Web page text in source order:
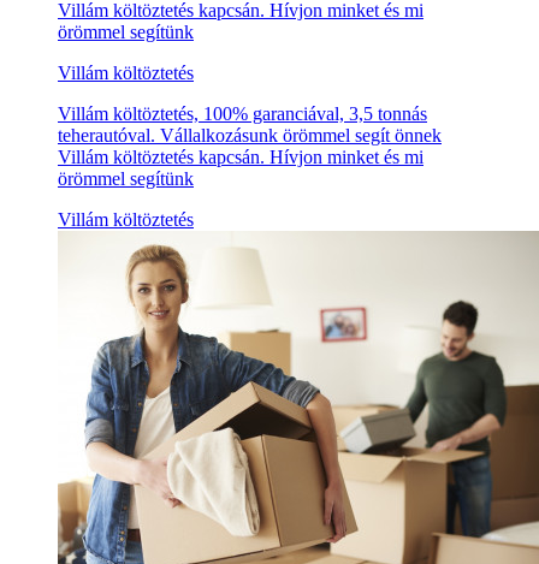
Villám költöztetés kapcsán. Hívjon minket és mi
örömmel segítünk
Villám költöztetés
Villám költöztetés, 100% garanciával, 3,5 tonnás
teherautóval. Vállalkozásunk örömmel segít önnek
Villám költöztetés kapcsán. Hívjon minket és mi
örömmel segítünk
Villám költöztetés